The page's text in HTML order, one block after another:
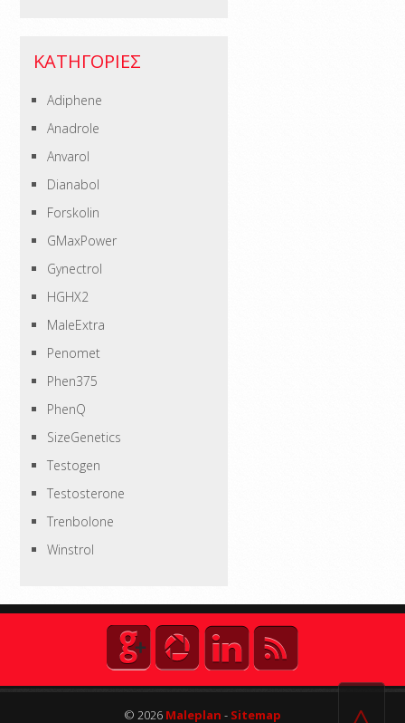
ΚΑΤΗΓΟΡΊΕΣ
Adiphene
Anadrole
Anvarol
Dianabol
Forskolin
GMaxPower
Gynectrol
HGHX2
MaleExtra
Penomet
Phen375
PhenQ
SizeGenetics
Testogen
Testosterone
Trenbolone
Winstrol
© 2026 Maleplan - Sitemap